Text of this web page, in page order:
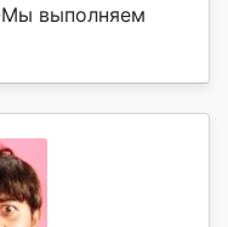
Мы выполняем